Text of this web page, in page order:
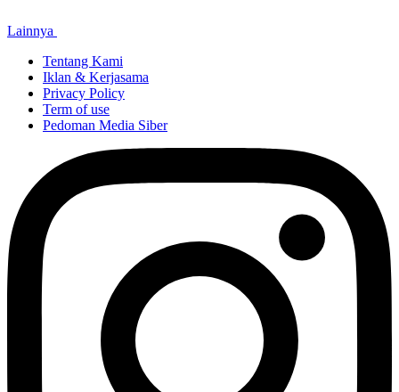
Lainnya
Tentang Kami
Iklan & Kerjasama
Privacy Policy
Term of use
Pedoman Media Siber